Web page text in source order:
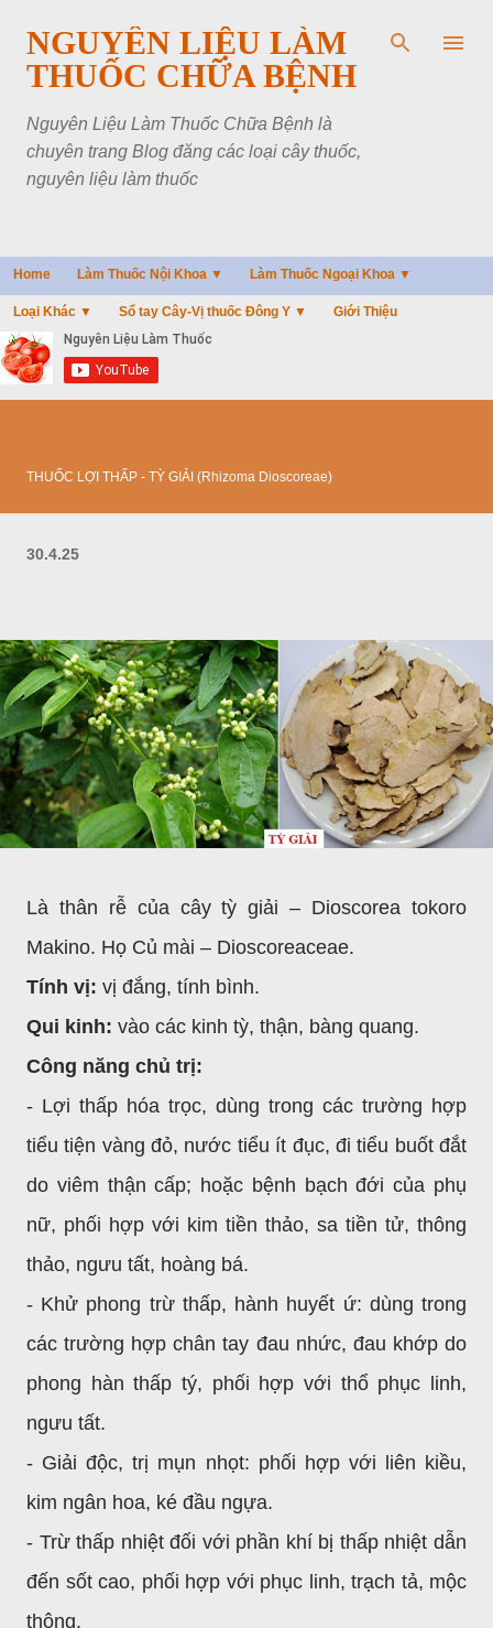
Chuyển đến nội dung chính
NGUYÊN LIỆU LÀM
THUỐC CHỮA BỆNH
Nguyên Liệu Làm Thuốc Chữa Bệnh là
chuyên trang Blog đăng các loại cây thuốc,
nguyên liệu làm thuốc
Home Làm Thuốc Nội Khoa ▼ Làm Thuốc Ngoại Khoa ▼
Loại Khác ▼ Sổ tay Cây-Vị thuốc Đông Y ▼ Giới Thiệu
THUỐC LỢI THẤP - TỲ GIẢI (Rhizoma Dioscoreae)
30.4.25
Là thân rễ của cây tỳ giải – Dioscorea tokoro
Makino. Họ Củ mài – Dioscoreaceae.
Tính vị: vị đắng, tính bình.
Qui kinh: vào các kinh tỳ, thận, bàng quang.
Công năng chủ trị:
- Lợi thấp hóa trọc, dùng trong các trường hợp
tiểu tiện vàng đỏ, nước tiểu ít đục, đi tiểu buốt đắt
do viêm thận cấp; hoặc bệnh bạch đới của phụ
nữ, phối hợp với kim tiền thảo, sa tiền tử, thông
thảo, ngưu tất, hoàng bá.
- Khử phong trừ thấp, hành huyết ứ: dùng trong
các trường hợp chân tay đau nhức, đau khớp do
phong hàn thấp tý, phối hợp với thổ phục linh,
ngưu tất.
- Giải độc, trị mụn nhọt: phối hợp với liên kiều,
kim ngân hoa, ké đầu ngựa.
- Trừ thấp nhiệt đối với phần khí bị thấp nhiệt dẫn
đến sốt cao, phối hợp với phục linh, trạch tả, mộc
thông.